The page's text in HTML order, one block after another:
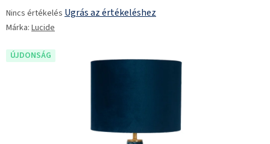
termék
átlagos
5-
Nincs értékelés Ugrás az értékeléshez
Márka: Lucide
ÚJDONSÁG